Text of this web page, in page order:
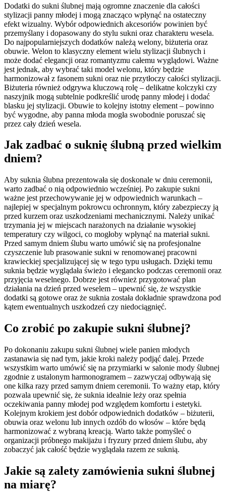
Dodatki do sukni ślubnej mają ogromne znaczenie dla całości
stylizacji panny młodej i mogą znacząco wpłynąć na ostateczny
efekt wizualny. Wybór odpowiednich akcesoriów powinien być
przemyślany i dopasowany do stylu sukni oraz charakteru wesela.
Do najpopularniejszych dodatków należą welony, biżuteria oraz
obuwie. Welon to klasyczny element wielu stylizacji ślubnych i
może dodać elegancji oraz romantyzmu całemu wyglądowi. Ważne
jest jednak, aby wybrać taki model welonu, który będzie
harmonizował z fasonem sukni oraz nie przytłoczy całości stylizacji.
Biżuteria również odgrywa kluczową rolę – delikatne kolczyki czy
naszyjnik mogą subtelnie podkreślić urodę panny młodej i dodać
blasku jej stylizacji. Obuwie to kolejny istotny element – powinno
być wygodne, aby panna młoda mogła swobodnie poruszać się
przez cały dzień wesela.
Jak zadbać o suknię ślubną przed wielkim
dniem?
Aby suknia ślubna prezentowała się doskonale w dniu ceremonii,
warto zadbać o nią odpowiednio wcześniej. Po zakupie sukni
ważne jest przechowywanie jej w odpowiednich warunkach –
najlepiej w specjalnym pokrowcu ochronnym, który zabezpieczy ją
przed kurzem oraz uszkodzeniami mechanicznymi. Należy unikać
trzymania jej w miejscach narażonych na działanie wysokiej
temperatury czy wilgoci, co mogłoby wpłynąć na materiał sukni.
Przed samym dniem ślubu warto umówić się na profesjonalne
czyszczenie lub prasowanie sukni w renomowanej pracowni
krawieckiej specjalizującej się w tego typu usługach. Dzięki temu
suknia będzie wyglądała świeżo i elegancko podczas ceremonii oraz
przyjęcia weselnego. Dobrze jest również przygotować plan
działania na dzień przed weselem – upewnić się, że wszystkie
dodatki są gotowe oraz że suknia została dokładnie sprawdzona pod
kątem ewentualnych uszkodzeń czy niedociągnięć.
Co zrobić po zakupie sukni ślubnej?
Po dokonaniu zakupu sukni ślubnej wiele panien młodych
zastanawia się nad tym, jakie kroki należy podjąć dalej. Przede
wszystkim warto umówić się na przymiarki w salonie mody ślubnej
zgodnie z ustalonym harmonogramem – zazwyczaj odbywają się
one kilka razy przed samym dniem ceremonii. To ważny etap, który
pozwala upewnić się, że suknia idealnie leży oraz spełnia
oczekiwania panny młodej pod względem komfortu i estetyki.
Kolejnym krokiem jest dobór odpowiednich dodatków – biżuterii,
obuwia oraz welonu lub innych ozdób do włosów – które będą
harmonizować z wybraną kreacją. Warto także pomyśleć o
organizacji próbnego makijażu i fryzury przed dniem ślubu, aby
zobaczyć jak całość będzie wyglądała razem ze suknią.
Jakie są zalety zamówienia sukni ślubnej
na miarę?